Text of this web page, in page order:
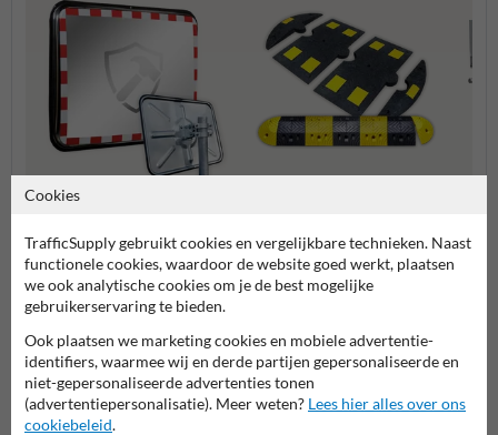
Parking- en weginrichting
Stel je vraag aan Rampaal.be
Naam*
Cookies
TrafficSupply gebruikt cookies en vergelijkbare technieken. Naast
functionele cookies, waardoor de website goed werkt, plaatsen
we ook analytische cookies om je de best mogelijke
gebruikerservaring te bieden.
Ook plaatsen we marketing cookies en mobiele advertentie-
identifiers, waarmee wij en derde partijen gepersonaliseerde en
niet-gepersonaliseerde advertenties tonen
(advertentiepersonalisatie). Meer weten? Lees hier alles over ons
cookiebeleid.